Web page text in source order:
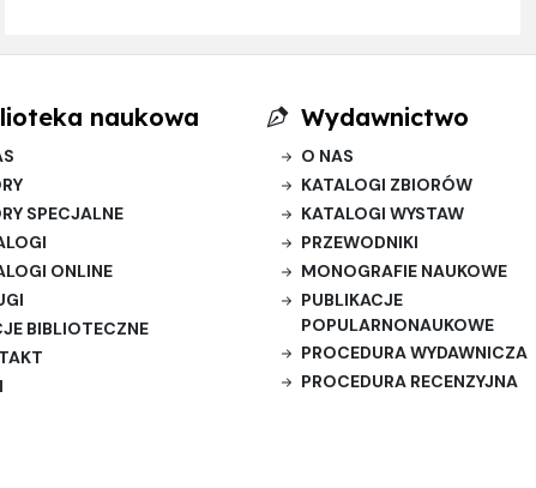
naukowa
SPECJALNE
ONLINE
BIBLIOTECZNE
Wydawnictwo
O NAS
KATALOGI ZBIORÓW
KATALOGI WYSTAW
PRZEWODNIKI
MONOGRAFIE NAUKOWE
PUBLIKACJE
POPULARNONAUKOWE
PROCEDURA WYDAWNICZA
PROCEDURA RECENZYJNA